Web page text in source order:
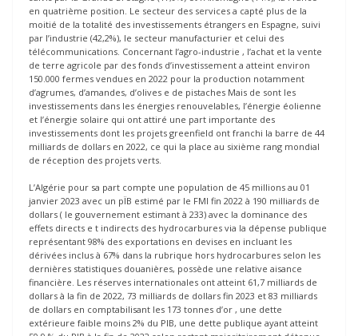
en quatrième position. Le secteur des services a capté plus de la
moitié de la totalité des investissements étrangers en Espagne, suivi
par l’industrie (42,2%), le secteur manufacturier et celui des
télécommunications. Concernant l’agro-industrie , l’achat et la vente
de terre agricole par des fonds d’investissement a atteint environ
150.000 fermes vendues en 2022 pour la production notamment
d’agrumes, d’amandes, d’olives e de pistaches Mais de sont les
investissements dans les énergies renouvelables, l’énergie éolienne
et l’énergie solaire qui ont attiré une part importante des
investissements dont les projets greenfield ont franchi la barre de 44
milliards de dollars en 2022, ce qui la place au sixième rang mondial
de réception des projets verts.
L’Algérie pour sa part compte une population de 45 millions au 01
janvier 2023 avec un pÏB estimé par le FMI fin 2022 à 190 milliards de
dollars ( le gouvernement estimant à 233) avec la dominance des
effets directs e t indirects des hydrocarbures via la dépense publique
représentant 98% des exportations en devises en incluant les
dérivées inclus à 67% dans la rubrique hors hydrocarbures selon les
dernières statistiques douanières, possède une relative aisance
financière. Les réserves internationales ont atteint 61,7 milliards de
dollars à la fin de 2022, 73 milliards de dollars fin 2023 et 83 milliards
de dollars en comptabilisant les 173 tonnes d’or , une dette
extérieure faible moins 2% du PIB, une dette publique ayant atteint